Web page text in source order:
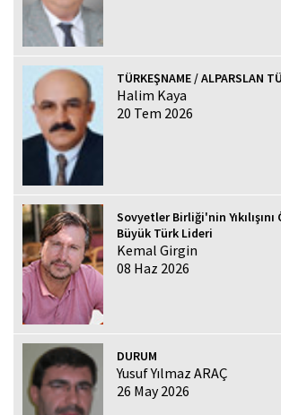
TÜRKEŞNAME / ALPARSLAN
Halim Kaya
20 Tem 2026
Sovyetler Birliği'nin
Büyük Türk Lideri
Kemal Girgin
08 Haz 2026
DURUM
Yusuf Yılmaz ARAÇ
26 May 2026